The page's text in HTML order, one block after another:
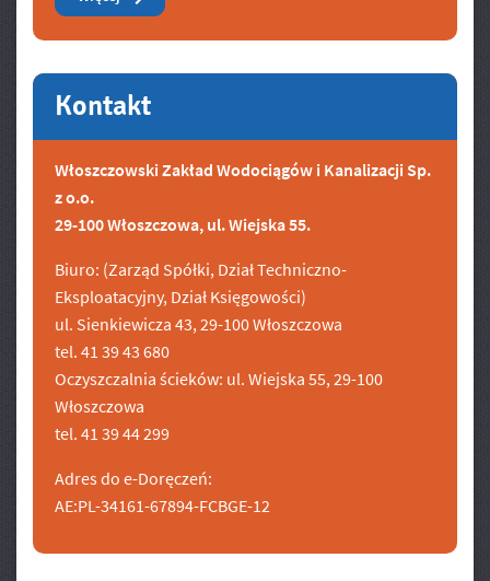
Kontakt
Włoszczowski Zakład Wodociągów i Kanalizacji Sp.
z o.o.
29-100 Włoszczowa, ul. Wiejska 55.
Biuro: (Zarząd Spółki, Dział Techniczno-
Eksploatacyjny, Dział Księgowości)
ul. Sienkiewicza 43, 29-100 Włoszczowa
tel. 41 39 43 680
Oczyszczalnia ścieków: ul. Wiejska 55, 29-100
Włoszczowa
tel. 41 39 44 299
Adres do e-Doręczeń:
AE:PL-34161-67894-FCBGE-12